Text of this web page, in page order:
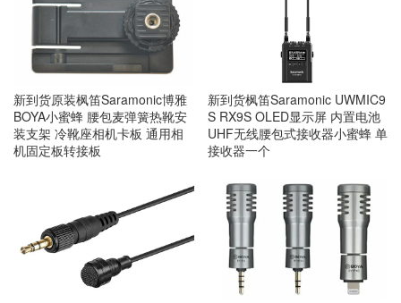
新到货原装枫笛Saramonic博雅
BOYA小蜜蜂 腰包麦弹簧热靴安
装支架 冷靴座相机卡板 通用相
机固定板转接板
新到货枫笛Saramonic UWMIC9
S RX9S OLED显示屏 内置电池
UHF无线腰包式接收器小蜜蜂 单
接收器一个